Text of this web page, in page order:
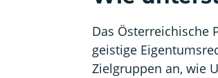
Das Österreichische
geistige
Zielgruppen an, wie